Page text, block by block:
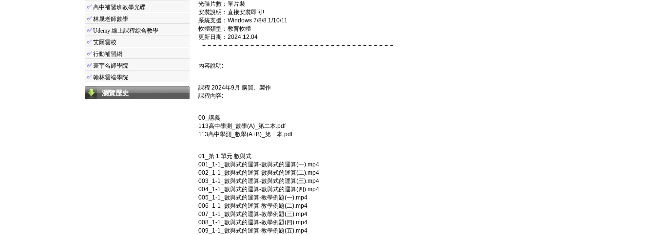
✅高中補習班教學光碟
✅林晟老師數學
✅Udemy 線上課程綜合教學
✅艾爾雲校
✅行動補習網
✅寰宇名師學院
✅翰林雲端學院
瀏覽歷史
光碟片數：單片裝
安裝說明：直接安裝即可!
系統支援：Windows 7/8/8.1/10/11
軟體類型：教育軟體
更新日期：2024.12.04
--=-=-=-=-=-=-=-=-=-=-=-=-=-=-=-=-=-=-=-=-=-=-=-=-=-=-=-=-=-=-=-=-=-=-=-=
內容說明:
課程 2024年9月 購買、製作
課程內容:
00_講義
113高中學測_數學(A)_第二本.pdf
113高中學測_數學(A+B)_第一本.pdf
01_第 1 單元 數與式
001_1-1_數與式的運算-數與式的運算(一).mp4
002_1-1_數與式的運算-數與式的運算(二).mp4
003_1-1_數與式的運算-數與式的運算(三).mp4
004_1-1_數與式的運算-數與式的運算(四).mp4
005_1-1_數與式的運算-教學例題(一).mp4
006_1-1_數與式的運算-教學例題(二).mp4
007_1-1_數與式的運算-教學例題(三).mp4
008_1-1_數與式的運算-教學例題(四).mp4
009_1-1_數與式的運算-教學例題(五).mp4